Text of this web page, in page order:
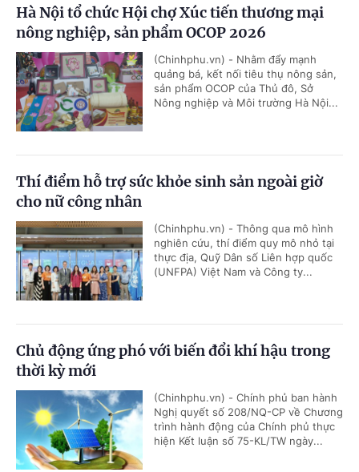
Hà Nội tổ chức Hội chợ Xúc tiến thương mại
nông nghiệp, sản phẩm OCOP 2026
(Chinhphu.vn) - Nhằm đẩy mạnh
quảng bá, kết nối tiêu thụ nông sản,
sản phẩm OCOP của Thủ đô, Sở
Nông nghiệp và Môi trường Hà Nội...
Thí điểm hỗ trợ sức khỏe sinh sản ngoài giờ
cho nữ công nhân
(Chinhphu.vn) - Thông qua mô hình
nghiên cứu, thí điểm quy mô nhỏ tại
thực địa, Quỹ Dân số Liên hợp quốc
(UNFPA) Việt Nam và Công ty...
Chủ động ứng phó với biến đổi khí hậu trong
thời kỳ mới
(Chinhphu.vn) - Chính phủ ban hành
Nghị quyết số 208/NQ-CP về Chương
trình hành động của Chính phủ thực
hiện Kết luận số 75-KL/TW ngày...